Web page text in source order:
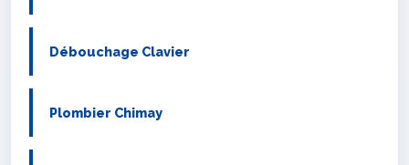
Débouchage Clavier
Plombier Chimay